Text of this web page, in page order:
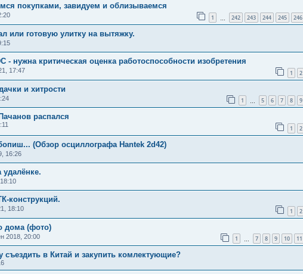
покупками, завидуем и облизываемся
1 242 243 244 245 246
или готовую улитку на вытяжку.
- нужна критическая оценка работоспособности изобретения
17:47 1 2
и хитрости
1 5 6 7 8 9
распался
1 2
(Обзор осциллографа Hantek 2d42)
16:26
удалёнке.
конструкций.
18:10 1 2
дома (фото)
2018, 20:00 1 7 8 9 10 11
в Китай и закупить комлектующие?